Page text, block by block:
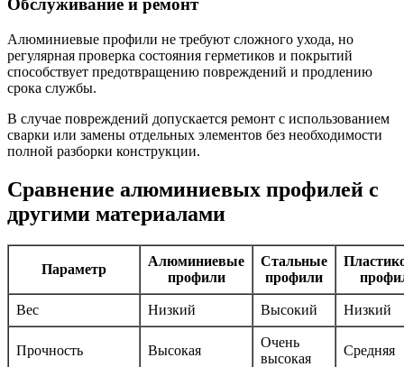
Обслуживание и ремонт
Алюминиевые профили не требуют сложного ухода, но
регулярная проверка состояния герметиков и покрытий
способствует предотвращению повреждений и продлению
срока службы.
В случае повреждений допускается ремонт с использованием
сварки или замены отдельных элементов без необходимости
полной разборки конструкции.
Сравнение алюминиевых профилей с
другими материалами
Параметр
Алюминиевые
профили
Стальные
профили
Вес Низкий Высокий Низкий
Прочность Высокая
Очень
высокая
Средняя